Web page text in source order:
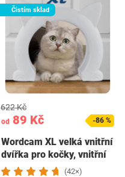
Čistím sklad
od 89 Kč
622 Kč
-86 %
Wordcam XL velká vnitřní
dvířka pro kočky, vnitřní
dvířka…
(42×)